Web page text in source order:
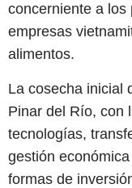
concerniente a los
empresas
alimentos.
La cosecha inicial
Pinar del Río, con
tecnologías,
gestión
formas de